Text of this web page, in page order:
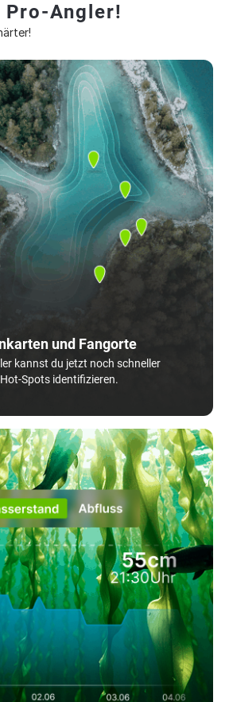
Pro-Angler!
und Fangorte
kannst du jetzt noch schneller
Spots identifizieren.